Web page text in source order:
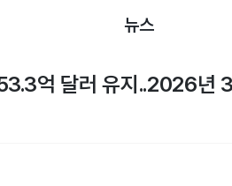
뉴스
억 달러 유지..2026년